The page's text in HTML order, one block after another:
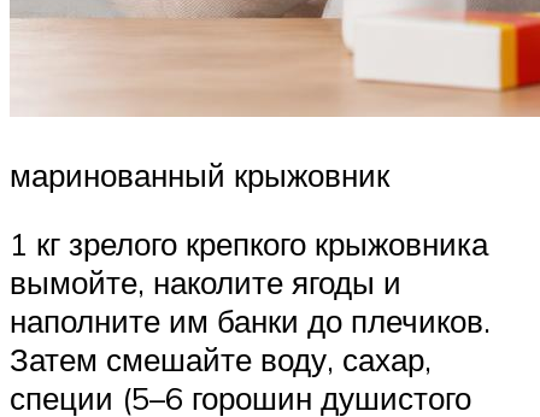
маринованный крыжовник
1 кг зрелого крепкого крыжовника
вымойте, наколите ягоды и
наполните им банки до плечиков.
Затем смешайте воду, сахар,
специи (5–6 горошин душистого